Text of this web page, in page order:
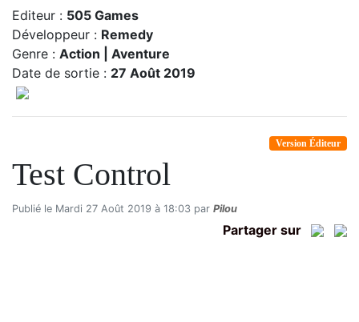
Editeur : 505 Games
Développeur : Remedy
Genre : Action | Aventure
Date de sortie : 27 Août 2019
Version Éditeur
Test Control
Publié le Mardi 27 Août 2019 à 18:03 par Pilou
Partager sur